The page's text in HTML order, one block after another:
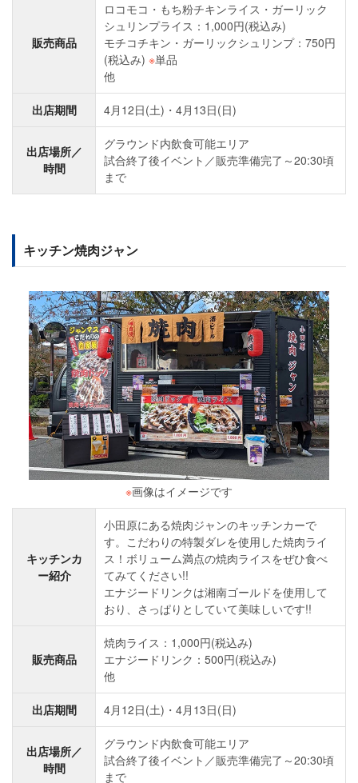
販売商品
ロコモコ・もち粉チキンライス・ガーリック
シュリンプライス：1,000円(税込み)
モチコチキン・ガーリックシュリンプ：750円
(税込み) ※単品
他
出店期間 4月12日(土)・4月13日(日)
出店場所／
時間
グラウンド内飲食可能エリア
試合終了後イベント／販売準備完了～20:30頃
まで
キッチン焼肉ジャン
※画像はイメージです
キッチンカ
ー紹介
小田原にある焼肉ジャンのキッチンカーで
す。こだわりの特製ダレを使用した焼肉ライ
ス！ボリューム満点の焼肉ライスをぜひ食べ
てみてください!!
エナジードリンクは湘南ゴールドを使用して
おり、さっぱりとしていて美味しいです!!
販売商品
焼肉ライス：1,000円(税込み)
エナジードリンク：500円(税込み)
他
出店期間 4月12日(土)・4月13日(日)
出店場所／
時間
グラウンド内飲食可能エリア
試合終了後イベント／販売準備完了～20:30頃
まで